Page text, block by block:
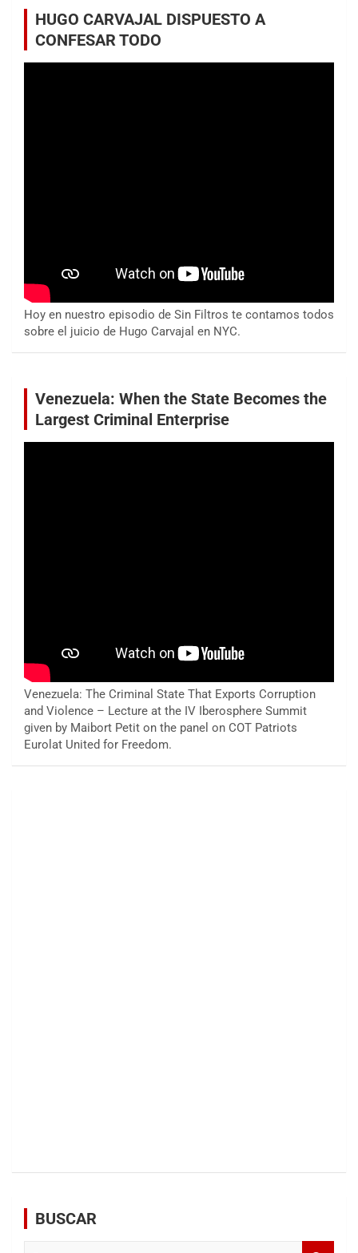
HUGO CARVAJAL DISPUESTO A
CONFESAR TODO
Hoy en nuestro episodio de Sin Filtros te contamos todos
sobre el juicio de Hugo Carvajal en NYC.
Venezuela: When the State Becomes the
Largest Criminal Enterprise
Venezuela: The Criminal State That Exports Corruption
and Violence – Lecture at the IV Iberosphere Summit
given by Maibort Petit on the panel on COT Patriots
Eurolat United for Freedom.
BUSCAR